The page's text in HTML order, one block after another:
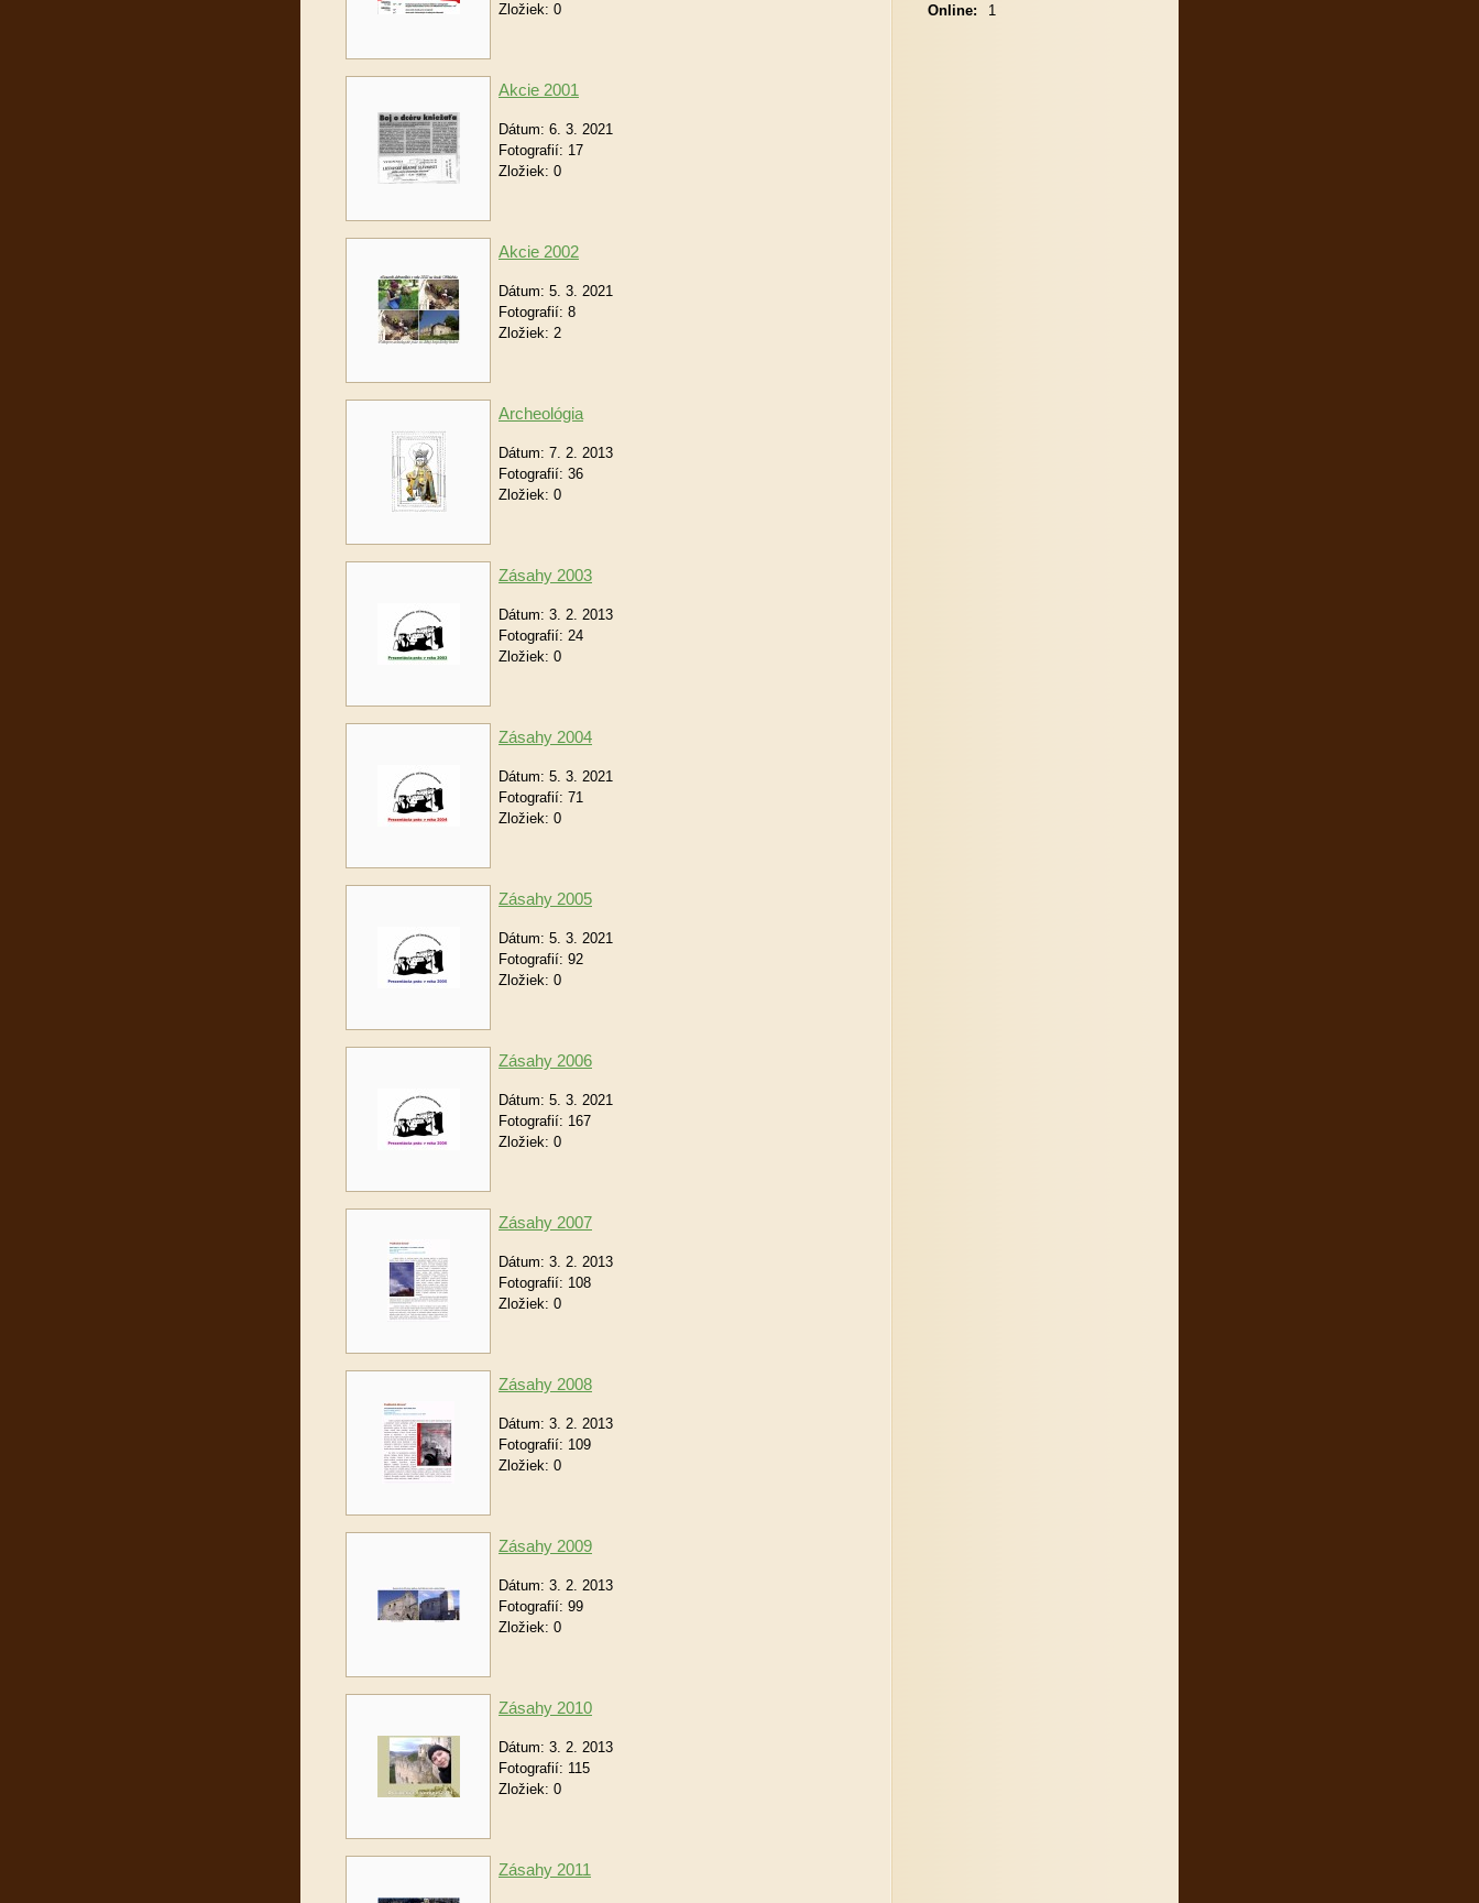
Zložiek: 0
Akcie 2001
Dátum: 6. 3. 2021
Fotografií: 17
Zložiek: 0
Akcie 2002
Dátum: 5. 3. 2021
Fotografií: 8
Zložiek: 2
Archeológia
Dátum: 7. 2. 2013
Fotografií: 36
Zložiek: 0
Zásahy 2003
Dátum: 3. 2. 2013
Fotografií: 24
Zložiek: 0
Zásahy 2004
Dátum: 5. 3. 2021
Fotografií: 71
Zložiek: 0
Zásahy 2005
Dátum: 5. 3. 2021
Fotografií: 92
Zložiek: 0
Zásahy 2006
Dátum: 5. 3. 2021
Fotografií: 167
Zložiek: 0
Zásahy 2007
Dátum: 3. 2. 2013
Fotografií: 108
Zložiek: 0
Zásahy 2008
Dátum: 3. 2. 2013
Fotografií: 109
Zložiek: 0
Zásahy 2009
Dátum: 3. 2. 2013
Fotografií: 99
Zložiek: 0
Zásahy 2010
Dátum: 3. 2. 2013
Fotografií: 115
Zložiek: 0
Zásahy 2011
Online: 1